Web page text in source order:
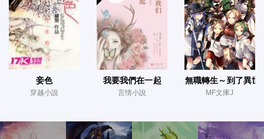
妾色
穿越小說
我要我們在一起
言情小說
無職轉生～到了異世
MF文庫J